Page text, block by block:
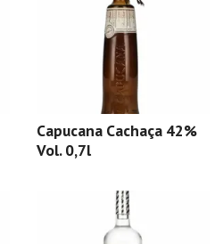
Capucana Cachaça 42%
Vol. 0,7l